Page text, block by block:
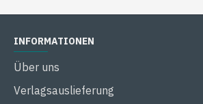
INFORMATIONEN
Über uns
Verlagsauslieferung